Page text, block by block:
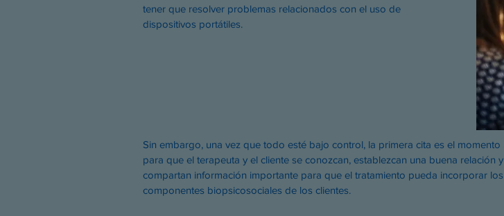
tener que resolver problemas relacionados con el uso de
dispositivos portátiles.
Sin embargo, una vez que todo esté bajo control, la primera cita es el momento
para que el terapeuta y el cliente se conozcan, establezcan una buena relación y
compartan información importante para que el tratamiento pueda incorporar los
componentes biopsicosociales de los clientes.